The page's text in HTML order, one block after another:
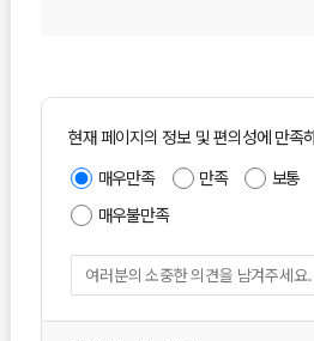
현재 페이지의 정보 및 편의성에 만족
매우만족 만족 보통
매우불만족